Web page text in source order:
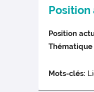
Position
Mots-clés: